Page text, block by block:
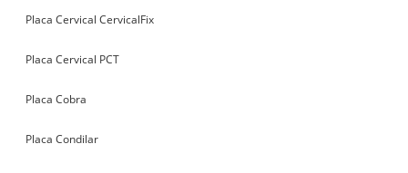
Placa Cervical CervicalFix
Placa Cervical PCT
Placa Cobra
Placa Condilar